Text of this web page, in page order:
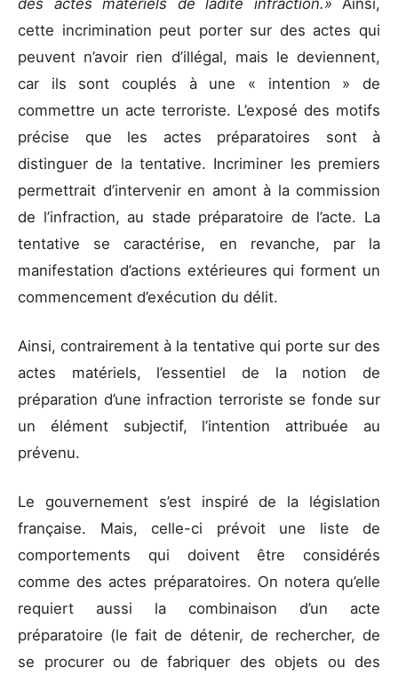
cette incrimination peut porter sur des actes qui
peuvent n’avoir rien d’illégal, mais le deviennent,
car ils sont couplés à une « intention » de
commettre un acte terroriste. L’exposé des motifs
précise que les actes préparatoires sont à
distinguer de la tentative. Incriminer les premiers
permettrait d’intervenir en amont à la commission
de l’infraction, au stade préparatoire de l’acte. La
tentative se caractérise, en revanche, par la
manifestation d’actions extérieures qui forment un
commencement d’exécution du délit.
Ainsi, contrairement à la tentative qui porte sur des
actes matériels, l’essentiel de la notion de
préparation d’une infraction terroriste se fonde sur
un élément subjectif, l’intention attribuée au
prévenu.
Le gouvernement s’est inspiré de la législation
française. Mais, celle-ci prévoit une liste de
comportements qui doivent être considérés
comme des actes préparatoires. On notera qu’elle
requiert aussi la combinaison d’un acte
préparatoire (le fait de détenir, de rechercher, de
se procurer ou de fabriquer des objets ou des